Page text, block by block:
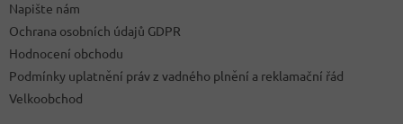
Napište nám
Ochrana osobních údajů GDPR
Hodnocení obchodu
Podmínky uplatnění práv z vadného plnění a reklamační řád
Velkoobchod